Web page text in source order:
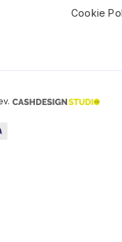
Cookie